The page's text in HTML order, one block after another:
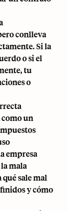
conlleva
Si la
o si el
tu
o
un
empresa
mala
sale mal
y cómo